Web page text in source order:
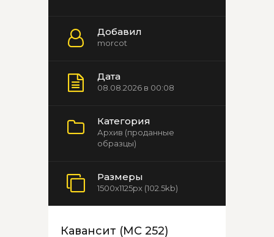
Добавил
morcot
Дата
08.08.2026 в 00:08
Категория
Архив (проданные
образцы)
Размеры
1500x1125px (102.5kb)
Кавансит (МС 252)